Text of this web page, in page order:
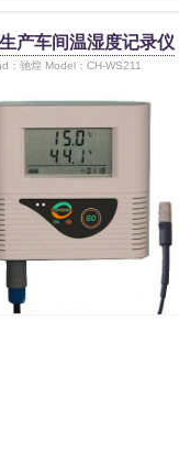
产车间温湿度记录仪
：驰煌 Model：CH-WS211